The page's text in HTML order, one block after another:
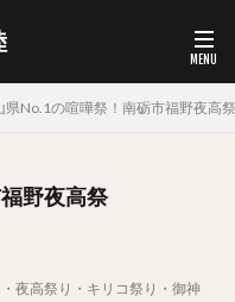
県No.1の喧嘩祭！南砺市福野夜高
野夜高祭
夜高祭り・キリコ祭り・御神